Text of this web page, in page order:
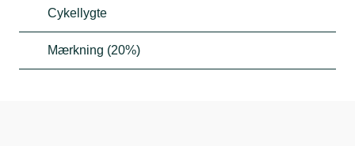
Cykellygte
Mærkning (20%)